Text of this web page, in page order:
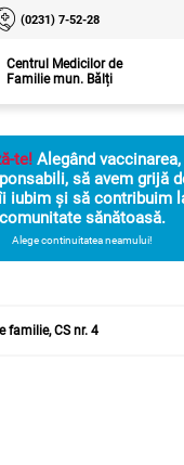
(0231) 7-52-28
Centrul Medicilor de
Familie mun. Bălți
te! Alegând
să avem grijă
iubim și să contribuim
comunitate sănătoasă.
Alege continuitatea neamului!
familie, CS nr. 4